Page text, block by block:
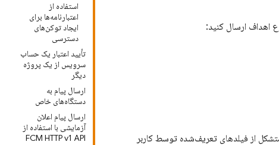
استفاده از
اعتبارنامه‌ها برای
ایجاد توکن‌های
دسترسی
تأیید اعتبار یک حساب
سرویس از یک پروژه
دیگر
ارسال پیام به
دستگاه‌های خاص
ارسال پیام اعلان
آزمایشی با استفاده از
FCM HTTP v1 API
اهداف ارسال کنید:
از فیلدهای تعریف‌شده توسط کاربر